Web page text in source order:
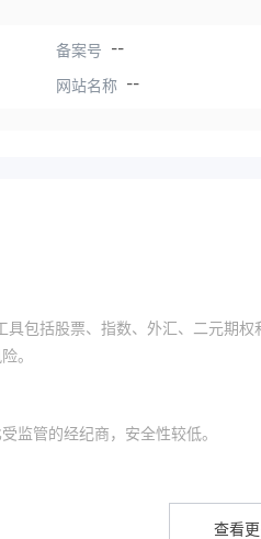
备案号 --
网站名称 --
包括股票、指数、外汇、二元期
。
监管的经纪商，安全性较低。
查看